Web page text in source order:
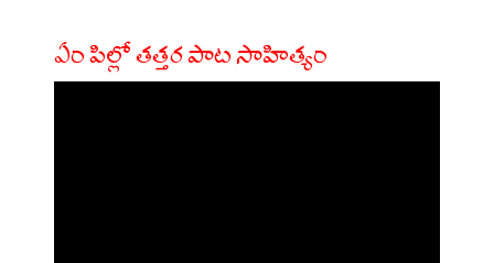
ఏం పిల్లో తత్తర పాట సాహిత్యం